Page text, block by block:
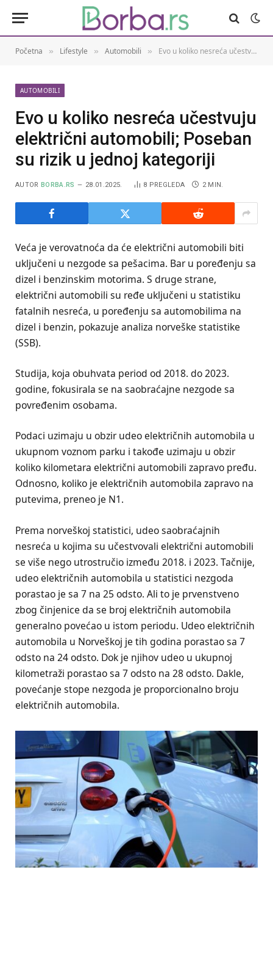
Početna » Lifestyle » Automobili » Evo u koliko nesreća učestvuju električni automobili; Poseban su rizik u jednoj kategoriji
AUTOMOBILI
Evo u koliko nesreća učestvuju
električni automobili; Poseban
su rizik u jednoj kategoriji
AUTOR BORBA.RS 28.01.2025. 8 PREGLEDA 2 MIN.
Veća je verovatnoća da će električni automobili biti
uključeni u nezgode sa pešacima. Bar u poređenju sa
dizel i benzinskim motorima. S druge strane,
električni automobili su ređe uključeni u statistiku
fatalnih nesreća, u poređenju sa automobilima na
dizel i benzin, pokazuje analiza norveške statistike
(SSB).
Studija, koja obuhvata period od 2018. do 2023.
godine, fokusirala se na saobraćajne nezgode sa
povređenim osobama.
Podaci uzimaju u obzir udeo električnih automobila u
ukupnom voznom parku i takođe uzimaju u obzir
koliko kilometara električni automobili zapravo pređu.
Odnosno, koliko je električnih automobila zapravo na
putevima, preneo je N1.
Prema norveškoj statistici, udeo saobraćajnih
nesreća u kojima su učestvovali električni automobili
se više nego utrostručio između 2018. i 2023. Tačnije,
udeo električnih automobila u statistici nezgoda
porastao je sa 7 na 25 odsto. Ali to je prvenstveno
zbog činjenice da se broj električnih automobila
generalno povećao u istom periodu. Udeo električnih
automobila u Norveškoj je tih godina porastao sa 7
odsto na 24 odsto. Dok je njihov udeo u ukupnoj
kilometraži porastao sa 7 odsto na 28 odsto. Dakle,
povećanje stope nezgoda je proporcionalno broju
električnih automobila.